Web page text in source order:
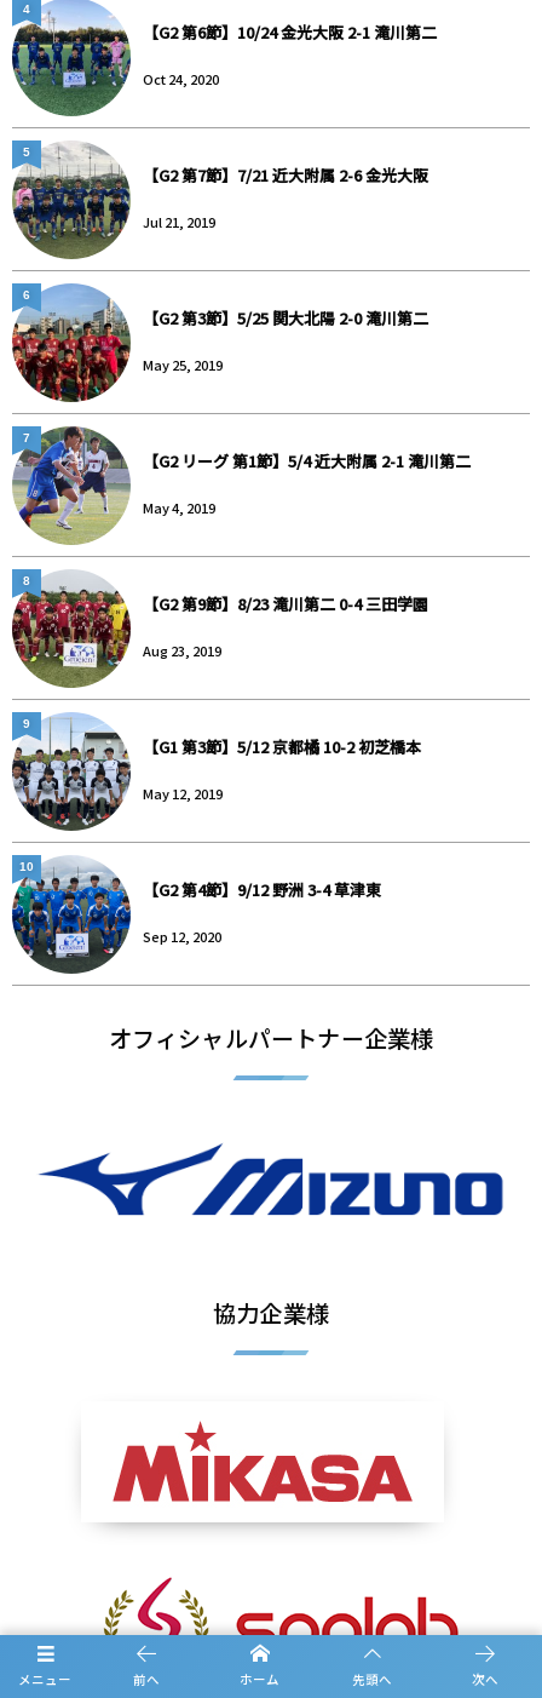
【G2 第6節】10/24 金光大阪 2-1 滝川第二
Oct 24, 2020
4
【G2 第7節】7/21 近大附属 2-6 金光大阪
Jul 21, 2019
5
【G2 第3節】5/25 関大北陽 2-0 滝川第二
May 25, 2019
6
【G2 リーグ 第1節】5/4 近大附属 2-1 滝川第二
May 4, 2019
7
【G2 第9節】8/23 滝川第二 0-4 三田学園
Aug 23, 2019
8
【G1 第3節】5/12 京都橘 10-2 初芝橋本
May 12, 2019
9
【G2 第4節】9/12 野洲 3-4 草津東
Sep 12, 2020
10
オフィシャルパートナー企業様
協力企業様
メニュー 前へ ホーム 先頭へ 次へ